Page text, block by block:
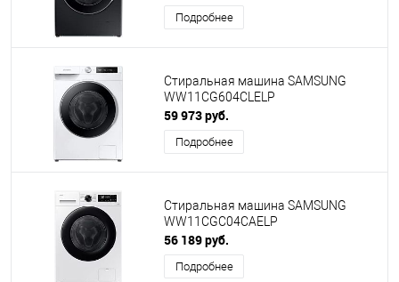
Подробнее
Стиральная машина SAMSUNG
WW11CG604CLELP
59 973 руб.
Подробнее
Стиральная машина SAMSUNG
WW11CGC04CAELP
56 189 руб.
Подробнее